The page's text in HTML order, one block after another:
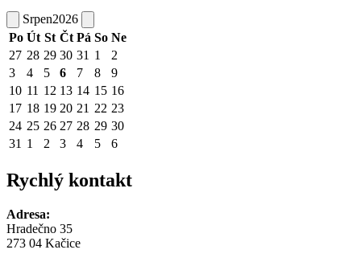
Srpen2026
Po Út St Čt Pá So Ne
27 28 29 30 31 1
2
3
4 5 6 7 8
9
10 11 12 13 14 15 16
17 18 19 20 21 22 23
24 25 26 27 28 29 30
31 1 2 3 4 5 6
Rychlý kontakt
Adresa:
Hradečno 35
273 04 Kačice